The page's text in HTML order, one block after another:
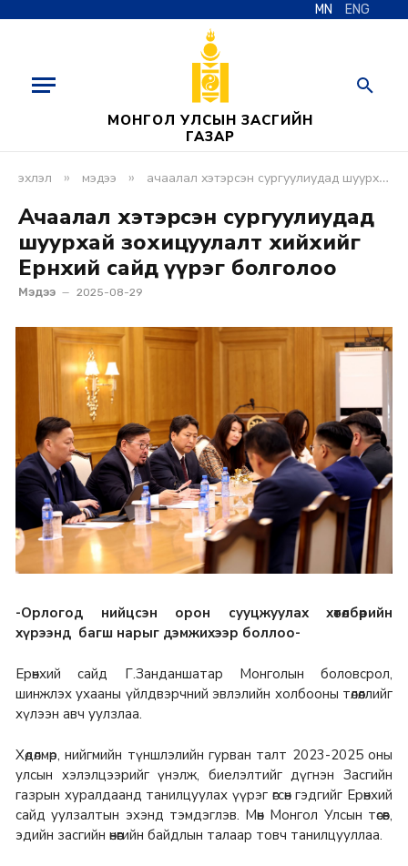
MN ENG
МОНГОЛ УЛСЫН ЗАСГИЙН
ГАЗАР
эхлэл » мэдээ » ачаалал хэтэрсэн сургуулиудад шуурхай зохицуулалт хийхийг ерөнхий сайд үүрэг болголоо
Ачаалал хэтэрсэн сургуулиудад
шуурхай зохицуулалт хийхийг
Ерөнхий сайд үүрэг болголоо
Мэдээ 2025-08-29
-Орлогод нийцсэн орон сууцжуулах хөтөлбөрийн
хүрээнд багш нарыг дэмжихээр боллоо-
Ерөнхий сайд Г.Занданшатар Монголын боловсрол,
шинжлэх ухааны үйлдвэрчний эвлэлийн холбооны төлөөллийг
хүлээн авч уулзлаа.
Хөдөлмөр, нийгмийн түншлэлийн гурван талт 2023-2025 оны
улсын хэлэлцээрийг үнэлж, биелэлтийг дүгнэн Засгийн
газрын хуралдаанд танилцуулах үүрэг өгсөн гэдгийг Ерөнхий
сайд уулзалтын эхэнд тэмдэглэв. Мөн Монгол Улсын төсөв,
эдийн засгийн өнөөгийн байдлын талаар товч танилцууллаа.